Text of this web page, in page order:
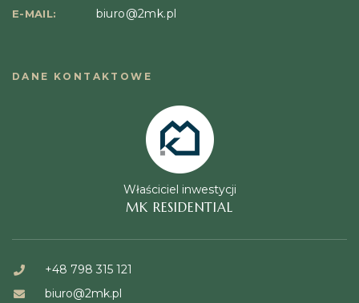
E-MAIL: biuro@2mk.pl
DANE KONTAKTOWE
Właściciel inwestycji
MK RESIDENTIAL
+48 798 315 121
biuro@2mk.pl